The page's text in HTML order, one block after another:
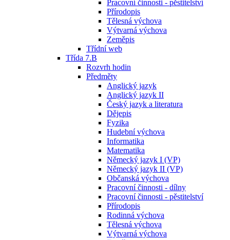
Pracovní činnosti - pěstitelství
Přírodopis
Tělesná výchova
Výtvarná výchova
Zeměpis
Třídní web
Třída 7.B
Rozvrh hodin
Předměty
Anglický jazyk
Anglický jazyk II
Český jazyk a literatura
Dějepis
Fyzika
Hudební výchova
Informatika
Matematika
Německý jazyk I (VP)
Německý jazyk II (VP)
Občanská výchova
Pracovní činnosti - dílny
Pracovní činnosti - pěstitelství
Přírodopis
Rodinná výchova
Tělesná výchova
Výtvarná výchova